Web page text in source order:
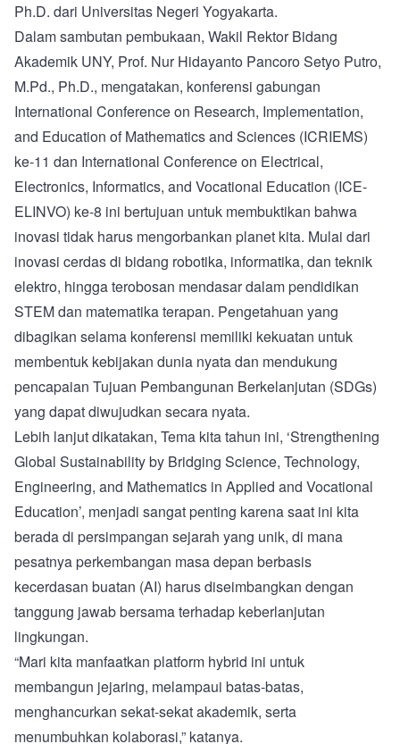
Ph.D. dari Universitas Negeri Yogyakarta.
Dalam sambutan pembukaan, Wakil Rektor Bidang
Akademik UNY, Prof. Nur Hidayanto Pancoro Setyo Putro,
M.Pd., Ph.D., mengatakan, konferensi gabungan
International Conference on Research, Implementation,
and Education of Mathematics and Sciences (ICRIEMS)
ke-11 dan International Conference on Electrical,
Electronics, Informatics, and Vocational Education (ICE-
ELINVO) ke-8 ini bertujuan untuk membuktikan bahwa
inovasi tidak harus mengorbankan planet kita. Mulai dari
inovasi cerdas di bidang robotika, informatika, dan teknik
elektro, hingga terobosan mendasar dalam pendidikan
STEM dan matematika terapan. Pengetahuan yang
dibagikan selama konferensi memiliki kekuatan untuk
membentuk kebijakan dunia nyata dan mendukung
pencapaian Tujuan Pembangunan Berkelanjutan (SDGs)
yang dapat diwujudkan secara nyata.
Lebih lanjut dikatakan, Tema kita tahun ini, ‘Strengthening
Global Sustainability by Bridging Science, Technology,
Engineering, and Mathematics in Applied and Vocational
Education’, menjadi sangat penting karena saat ini kita
berada di persimpangan sejarah yang unik, di mana
pesatnya perkembangan masa depan berbasis
kecerdasan buatan (AI) harus diseimbangkan dengan
tanggung jawab bersama terhadap keberlanjutan
lingkungan.
“Mari kita manfaatkan platform hybrid ini untuk
membangun jejaring, melampaui batas-batas,
menghancurkan sekat-sekat akademik, serta
menumbuhkan kolaborasi,” katanya.